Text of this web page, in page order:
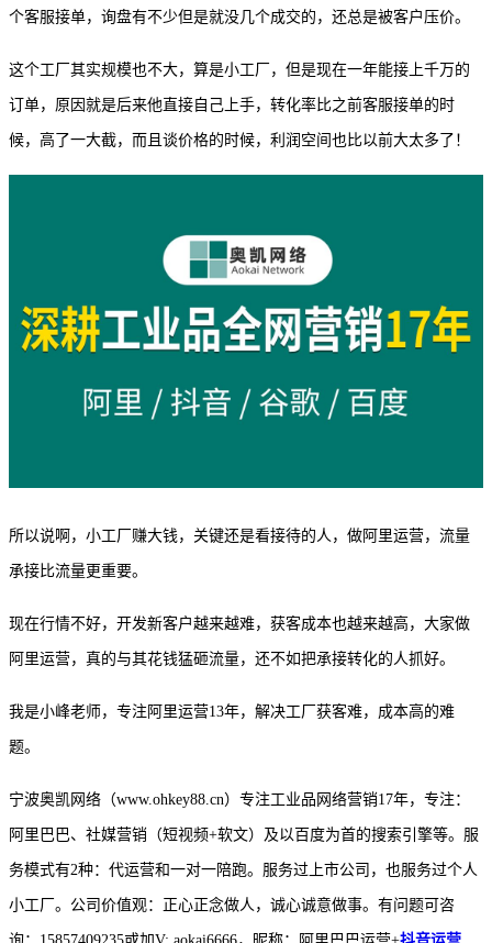
个客服接单，询盘有不少但是就没几个成交的，还总是被客户压价。
这个工厂其实规模也不大，算是小工厂，但是现在一年能接上千万的
订单，原因就是后来他直接自己上手，转化率比之前客服接单的时
候，高了一大截，而且谈价格的时候，利润空间也比以前大太多了！
所以说啊，小工厂赚大钱，关键还是看接待的人，做阿里运营，流量
承接比流量更重要。
现在行情不好，开发新客户越来越难，获客成本也越来越高，大家做
阿里运营，真的与其花钱猛砸流量，还不如把承接转化的人抓好。
我是小峰老师，专注阿里运营13年，解决工厂获客难，成本高的难
题。
宁波奥凯网络（www.ohkey88.cn）专注工业品网络营销17年，专注：
阿里巴巴、社媒营销（短视频+软文）及以百度为首的搜索引擎等。服
务模式有2种：代运营和一对一陪跑。服务过上市公司，也服务过个人
小工厂。公司价值观：正心正念做人，诚心诚意做事。有问题可咨